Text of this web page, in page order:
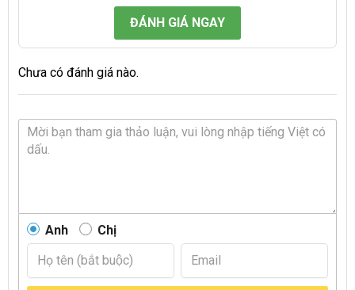
ĐÁNH GIÁ NGAY
Chưa có đánh giá nào.
Anh Chị